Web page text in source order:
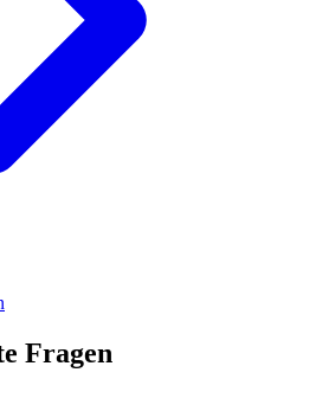
Fragen